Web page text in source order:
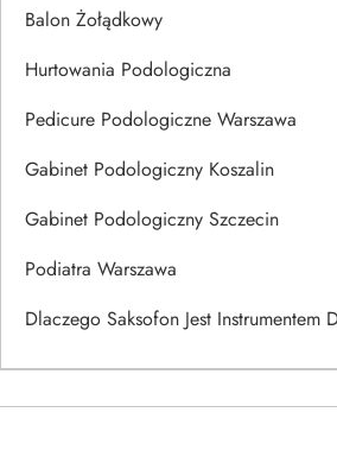
Balon Żołądkowy
Hurtowania Podologiczna
Pedicure Podologiczne Warszawa
Gabinet Podologiczny Koszalin
Gabinet Podologiczny Szczecin
Podiatra Warszawa
Dlaczego Saksofon Jest Instrumentem